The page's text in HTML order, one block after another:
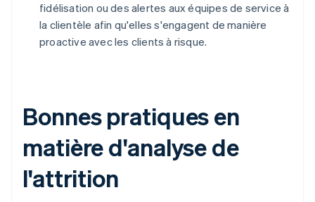
fidélisation ou des alertes aux équipes de service à
la clientèle afin qu'elles s'engagent de manière
proactive avec les clients à risque.
Bonnes pratiques en
matière d'analyse de
l'attrition